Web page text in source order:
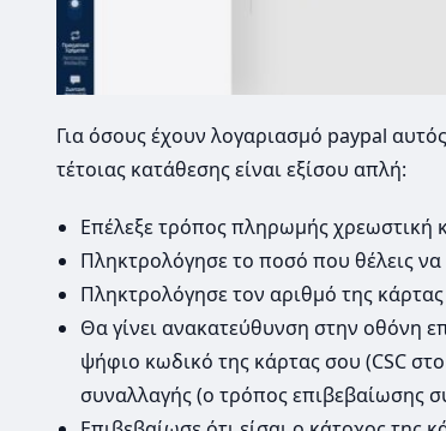
Για όσους έχουν λογαριασμό paypal
τέτοιας κατάθεσης είναι εξίσου απλή:
Επέλεξε τρόπος πληρωμής χρεωστική
Πληκτρολόγησε το ποσό που θέλεις να
Πληκτρολόγησε τον αριθμό της
Θα γίνει ανακατεύθυνση στην οθόνη
ψήφιο κωδικό της κάρτας σου (CSC
συναλλαγής (ο τρόπος επιβεβαίωσης